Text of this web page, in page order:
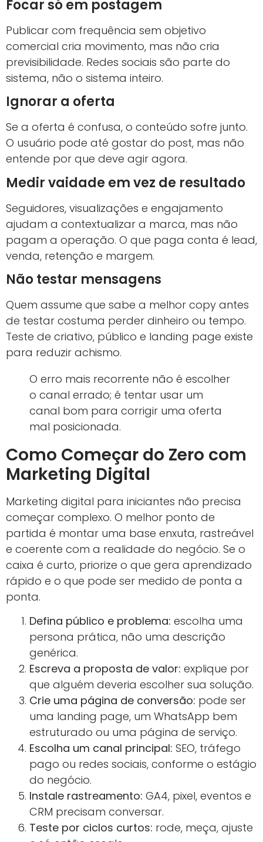
Focar só em postagem
Publicar com frequência sem objetivo
comercial cria movimento, mas não cria
previsibilidade. Redes sociais são parte do
sistema, não o sistema inteiro.
Ignorar a oferta
Se a oferta é confusa, o conteúdo sofre junto.
O usuário pode até gostar do post, mas não
entende por que deve agir agora.
Medir vaidade em vez de resultado
Seguidores, visualizações e engajamento
ajudam a contextualizar a marca, mas não
pagam a operação. O que paga conta é lead,
venda, retenção e margem.
Não testar mensagens
Quem assume que sabe a melhor copy antes
de testar costuma perder dinheiro ou tempo.
Teste de criativo, público e landing page existe
para reduzir achismo.
O erro mais recorrente não é escolher
o canal errado; é tentar usar um
canal bom para corrigir uma oferta
mal posicionada.
Como Começar do Zero com
Marketing Digital
Marketing digital para iniciantes não precisa
começar complexo. O melhor ponto de
partida é montar uma base enxuta, rastreável
e coerente com a realidade do negócio. Se o
caixa é curto, priorize o que gera aprendizado
rápido e o que pode ser medido de ponta a
ponta.
Defina público e problema: escolha uma
persona prática, não uma descrição
genérica.
Escreva a proposta de valor: explique por
que alguém deveria escolher sua solução.
Crie uma página de conversão: pode ser
uma landing page, um WhatsApp bem
estruturado ou uma página de serviço.
Escolha um canal principal: SEO, tráfego
pago ou redes sociais, conforme o estágio
do negócio.
Instale rastreamento: GA4, pixel, eventos e
CRM precisam conversar.
Teste por ciclos curtos: rode, meça, ajuste